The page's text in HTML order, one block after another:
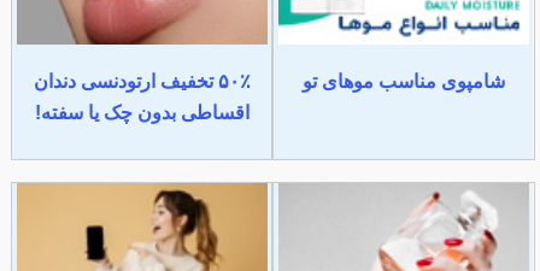
شامپوی مناسب موهای تو
۵۰٪ تخفیف ارتودنسی دندان
اقساطی بدون چک یا سفته!